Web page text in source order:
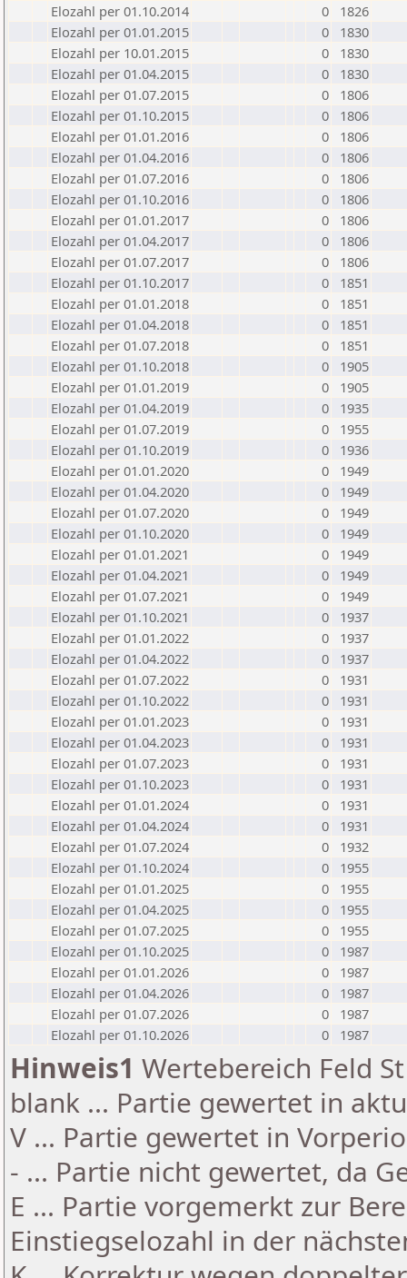
Elozahl per 01.10.2014
0
1826
Elozahl per 01.01.2015
0
1830
Elozahl per 10.01.2015
0
1830
Elozahl per 01.04.2015
0
1830
Elozahl per 01.07.2015
0
1806
Elozahl per 01.10.2015
0
1806
Elozahl per 01.01.2016
0
1806
Elozahl per 01.04.2016
0
1806
Elozahl per 01.07.2016
0
1806
Elozahl per 01.10.2016
0
1806
Elozahl per 01.01.2017
0
1806
Elozahl per 01.04.2017
0
1806
Elozahl per 01.07.2017
0
1806
Elozahl per 01.10.2017
0
1851
Elozahl per 01.01.2018
0
1851
Elozahl per 01.04.2018
0
1851
Elozahl per 01.07.2018
0
1851
Elozahl per 01.10.2018
0
1905
Elozahl per 01.01.2019
0
1905
Elozahl per 01.04.2019
0
1935
Elozahl per 01.07.2019
0
1955
Elozahl per 01.10.2019
0
1936
Elozahl per 01.01.2020
0
1949
Elozahl per 01.04.2020
0
1949
Elozahl per 01.07.2020
0
1949
Elozahl per 01.10.2020
0
1949
Elozahl per 01.01.2021
0
1949
Elozahl per 01.04.2021
0
1949
Elozahl per 01.07.2021
0
1949
Elozahl per 01.10.2021
0
1937
Elozahl per 01.01.2022
0
1937
Elozahl per 01.04.2022
0
1937
Elozahl per 01.07.2022
0
1931
Elozahl per 01.10.2022
0
1931
Elozahl per 01.01.2023
0
1931
Elozahl per 01.04.2023
0
1931
Elozahl per 01.07.2023
0
1931
Elozahl per 01.10.2023
0
1931
Elozahl per 01.01.2024
0
1931
Elozahl per 01.04.2024
0
1931
Elozahl per 01.07.2024
0
1932
Elozahl per 01.10.2024
0
1955
Elozahl per 01.01.2025
0
1955
Elozahl per 01.04.2025
0
1955
Elozahl per 01.07.2025
0
1955
Elozahl per 01.10.2025
0
1987
Elozahl per 01.01.2026
0
1987
Elozahl per 01.04.2026
0
1987
Elozahl per 01.07.2026
0
1987
Elozahl per 01.10.2026
0 1987
Hinweis1 Wertebereich Feld
blank ... Partie gewertet in
V ... Partie gewertet in
- ... Partie nicht gewertet, da
E ... Partie vorgemerkt zur
Einstiegselozahl in der